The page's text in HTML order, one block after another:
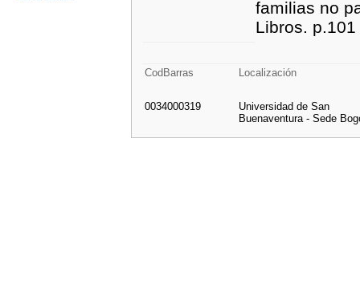
familias no
Libros. p.101
CodBarras Localización
0034000319
Universidad de San
Buenaventura - Sede